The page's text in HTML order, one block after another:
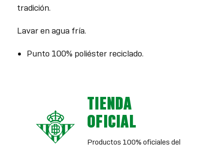
tradición.
Lavar en agua fría.
Punto 100% poliéster reciclado.
TIENDA
OFICIAL
Productos 100% oficiales del